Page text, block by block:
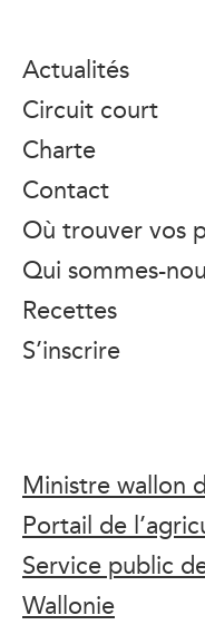
Actualités
Circuit court
Charte
Contact
Où trouver vos
Qui sommes-
Recettes
S’inscrire
Ministre wallon
Portail de
Service public
Wallonie